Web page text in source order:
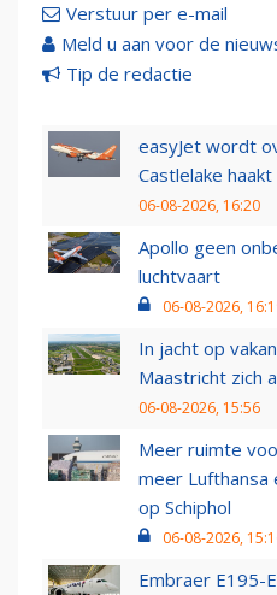
Verstuur per e-mail
Meld u aan voor de
Tip de redactie
easyJet wordt
Castlelake haakt
06-08-2026, 16:20
Apollo geen
luchtvaart
06-08-2026,
In jacht op
Maastricht zich
06-08-2026, 15:56
Meer ruimte
meer Lufthansa
op Schiphol
06-08-2026,
Embraer E195-